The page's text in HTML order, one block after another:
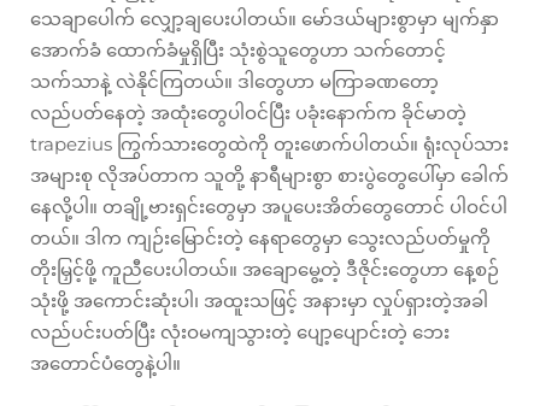
သေချာပေါက် လျှော့ချပေးပါတယ်။ မော်ဒယ်များစွာမှာ မျက်နှာ
အောက်ခံ ထောက်ခံမှုရှိပြီး သုံးစွဲသူတွေဟာ သက်တောင့်
သက်သာနဲ့ လဲနိုင်ကြတယ်။ ဒါတွေဟာ မကြာခဏတော့
လည်ပတ်နေတဲ့ အထုံးတွေပါဝင်ပြီး ပခုံးနောက်က ခိုင်မာတဲ့
trapezius ကြွက်သားတွေထဲကို တူးဖောက်ပါတယ်။ ရုံးလုပ်သား
အများစု လိုအပ်တာက သူတို့ နာရီများစွာ စားပွဲတွေပေါ်မှာ ခေါက်
နေလို့ပါ။ တချို့ဗားရှင်းတွေမှာ အပူပေးအိတ်တွေတောင် ပါဝင်ပါ
တယ်။ ဒါက ကျဉ်းမြောင်းတဲ့ နေရာတွေမှာ သွေးလည်ပတ်မှုကို
တိုးမြှင့်ဖို့ ကူညီပေးပါတယ်။ အချောမွေ့တဲ့ ဒီဇိုင်းတွေဟာ နေ့စဉ်
သုံးဖို့ အကောင်းဆုံးပါ၊ အထူးသဖြင့် အနားမှာ လှုပ်ရှားတဲ့အခါ
လည်ပင်းပတ်ပြီး လုံးဝမကျသွားတဲ့ ပျော့ပျောင်းတဲ့ ဘေး
အတောင်ပံတွေနဲ့ပါ။